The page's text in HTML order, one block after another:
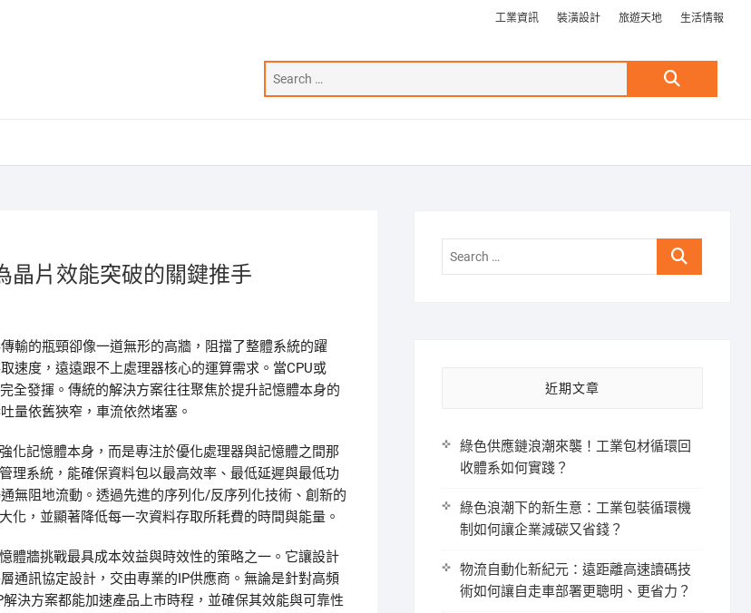
工業資訊 裝潢設計 旅遊天地 生活情報
Search
晶片效能突破的關鍵推手
輸的瓶頸卻像一道無形的高牆，阻擋了整體系統的躍
速度，遠遠跟不上處理器核心的運算需求。當CPU或
全發揮。傳統的解決方案往往聚焦於提升記憶體本身的
量依舊狹窄，車流依然堵塞。
化記憶體本身，而是專注於優化處理器與記憶體之間那
理系統，能確保資料包以最高效率、最低延遲與最低功
無阻地流動。透過先進的序列化/反序列化技術、創新的
化，並顯著降低每一次資料存取所耗費的時間與能量。
體牆挑戰最具成本效益與時效性的策略之一。它讓設計
通訊協定設計，交由專業的IP供應商。無論是針對高頻
決方案都能加速產品上市時程，並確保其效能與可靠性
Search
近期文章
綠色供應鏈浪潮來襲！工業包材循環回
收體系如何實踐？
綠色浪潮下的新生意：工業包裝循環機
制如何讓企業減碳又省錢？
物流自動化新紀元：遠距離高速讀碼技
術如何讓自走車部署更聰明、更省力？